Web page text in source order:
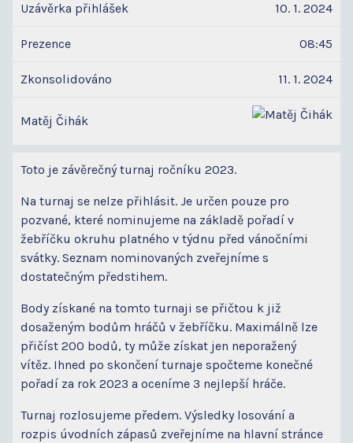
Uzávěrka přihlášek 10. 1. 2024
Prezence 08:45
Zkonsolidováno 11. 1. 2024
Matěj Čihák
Toto je závěrečný turnaj ročníku 2023.
Na turnaj se nelze přihlásit. Je určen pouze pro
pozvané, které nominujeme na základě pořadí v
žebříčku okruhu platného v týdnu před vánočními
svátky. Seznam nominovaných zveřejníme s
dostatečným předstihem.
Body získané na tomto turnaji se přičtou k již
dosaženým bodům hráčů v žebříčku. Maximálně lze
přičíst 200 bodů, ty může získat jen neporažený
vítěz. Ihned po skončení turnaje spočteme konečné
pořadí za rok 2023 a oceníme 3 nejlepší hráče.
Turnaj rozlosujeme předem. Výsledky losování a
rozpis úvodních zápasů zveřejníme na hlavní stránce